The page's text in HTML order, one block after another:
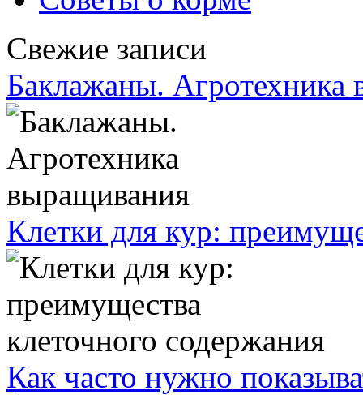
Свежие записи
Баклажаны. Агротехника
Клетки для кур:
Как часто нужно